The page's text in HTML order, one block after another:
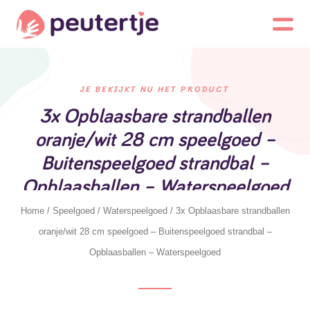
JE BEKIJKT NU HET PRODUCT
3x Opblaasbare strandballen
oranje/wit 28 cm speelgoed –
Buitenspeelgoed strandbal –
Opblaasballen – Waterspeelgoed
Home/ Speelgoed / Waterspeelgoed / 3x Opblaasbare strandballen
oranje/wit 28 cm speelgoed – Buitenspeelgoed strandbal –
Opblaasballen – Waterspeelgoed